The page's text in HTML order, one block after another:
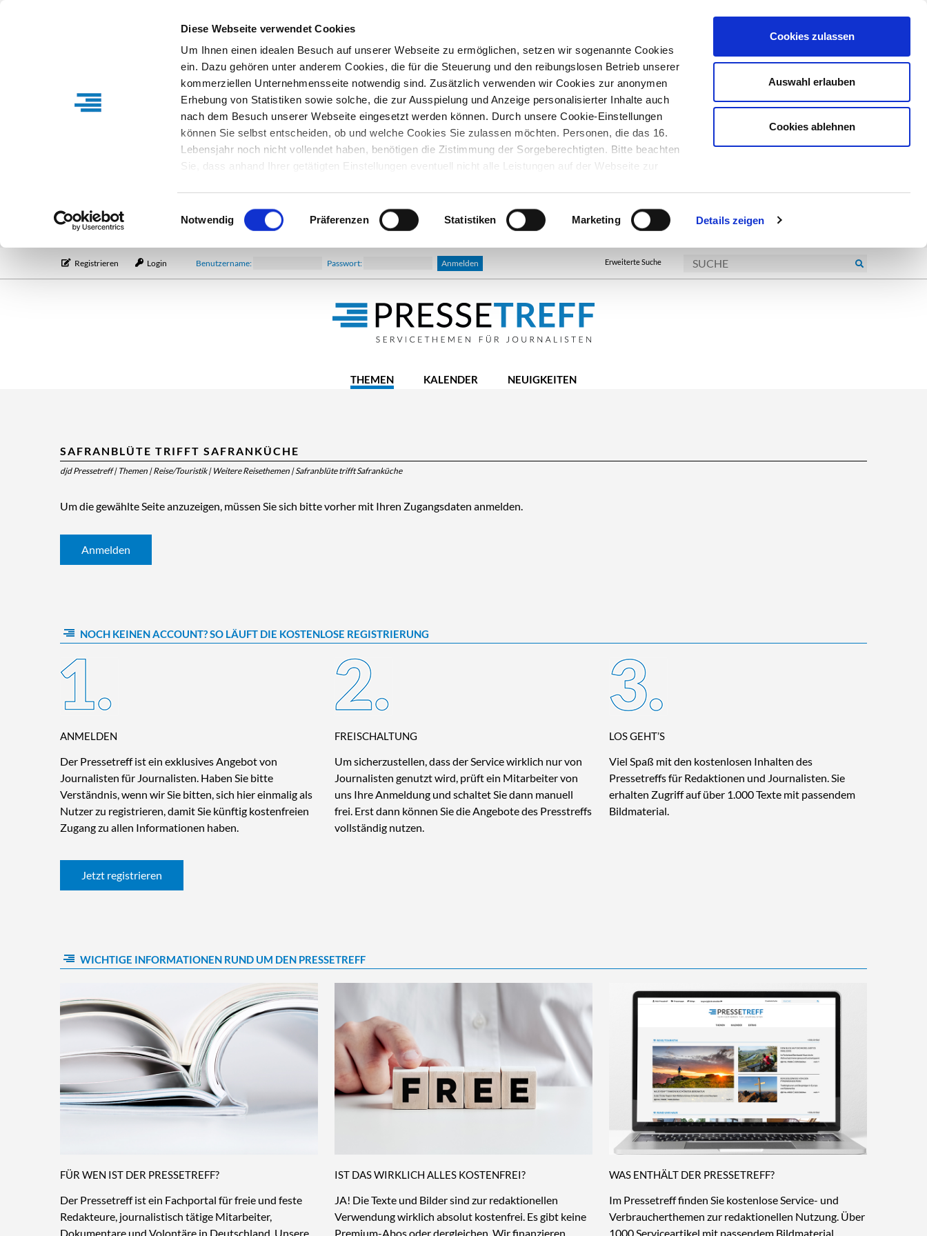
Diese Webseite verwendet Cookies
Um Ihnen einen idealen Besuch auf unserer Webseite zu ermöglichen, setzen wir sogenannte Cookies
ein. Dazu gehören unter anderem Cookies, die für die Steuerung und den reibungslosen Betrieb unserer
kommerziellen Unternehmensseite notwendig sind. Zusätzlich verwenden wir Cookies zur anonymen
Erhebung von Statistiken sowie solche, die zur Ausspielung und Anzeige personalisierter Inhalte auch
nach dem Besuch unserer Webseite eingesetzt werden können. Durch unsere Cookie-Einstellungen
können Sie selbst entscheiden, ob und welche Cookies Sie zulassen möchten. Personen, die das 16.
Lebensjahr noch nicht vollendet haben, benötigen die Zistimmung der Sorgeberechtigten. Bitte beachten
Sie, dass anhand Ihrer getätigten Einstellungen eventuell nicht alle Leistungen auf der Webseite zur
entsprechende Informationen.
Einwilligungsauswahl
Notwendig Präferenzen Statistiken Marketing Details zeigen
Cookies zulassen
Auswahl erlauben
Cookies ablehnen
Benutzername: Passwort:
Registrieren Login Erweiterte Suche
THEMEN KALENDER NEUIGKEITEN
SAFRANBLÜTE TRIFFT SAFRANKÜCHE
djd Pressetreff| Themen |Reise/Touristik| Weitere Reisethemen |Safranblüte trifft Safranküche
Um die gewählte Seite anzuzeigen, müssen Sie sich bitte vorher mit Ihren Zugangsdaten anmelden.
Anmelden
NOCH KEINEN ACCOUNT? SO LÄUFT DIE KOSTENLOSE REGISTRIERUNG
ANMELDEN
Der Pressetreff ist ein exklusives Angebot von
Journalisten für Journalisten. Haben Sie bitte
Verständnis, wenn wir Sie bitten, sich hier einmalig als
Nutzer zu registrieren, damit Sie künftig kostenfreien
Zugang zu allen Informationen haben.
FREISCHALTUNG
Um sicherzustellen, dass der Service wirklich nur von
Journalisten genutzt wird, prüft ein Mitarbeiter von
uns Ihre Anmeldung und schaltet Sie dann manuell
frei. Erst dann können Sie die Angebote des Presstreffs
vollständig nutzen.
LOS GEHT’S
Viel Spaß mit den kostenlosen Inhalten des
Pressetreffs für Redaktionen und Journalisten. Sie
erhalten Zugriff auf über 1.000 Texte mit passendem
Bildmaterial.
Jetzt registrieren
WICHTIGE INFORMATIONEN RUND UM DEN PRESSETREFF
FÜR WEN IST DER PRESSETREFF?
Der Pressetreff ist ein Fachportal für freie und feste
Redakteure, journalistisch tätige Mitarbeiter,
Dokumentare und Volontäre in Deutschland. Unsere
IST DAS WIRKLICH ALLES KOSTENFREI?
JA! Die Texte und Bilder sind zur redaktionellen
Verwendung wirklich absolut kostenfrei. Es gibt keine
Premium-Abos oder dergleichen. Wir finanzieren
WAS ENTHÄLT DER PRESSETREFF?
Im Pressetreff finden Sie kostenlose Service- und
Verbraucherthemen zur redaktionellen Nutzung. Über
1000 Serviceartikel mit passendem Bildmaterial